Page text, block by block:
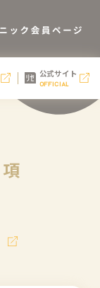
公式サイト
OFFICIAL
項